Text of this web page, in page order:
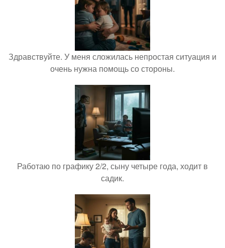
Здравствуйте. У меня сложилась непростая ситуация и
очень нужна помощь со стороны.
Работаю по графику 2/2, сыну четыре года, ходит в
садик.